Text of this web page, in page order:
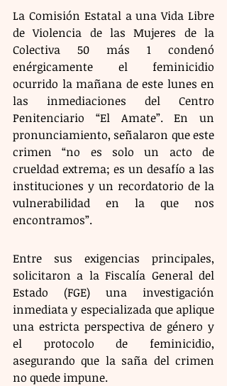
La Comisión Estatal a una Vida Libre
de Violencia de las Mujeres de la
Colectiva 50 más 1 condenó
enérgicamente el feminicidio
ocurrido la mañana de este lunes en
las inmediaciones del Centro
Penitenciario “El Amate”. En un
pronunciamiento, señalaron que este
crimen “no es solo un acto de
crueldad extrema; es un desafío a las
instituciones y un recordatorio de la
vulnerabilidad en la que nos
encontramos”.
Entre sus exigencias principales,
solicitaron a la Fiscalía General del
Estado (FGE) una investigación
inmediata y especializada que aplique
una estricta perspectiva de género y
el protocolo de feminicidio,
asegurando que la saña del crimen
no quede impune.